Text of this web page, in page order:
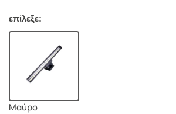
επίλεξε:
Μαύρο